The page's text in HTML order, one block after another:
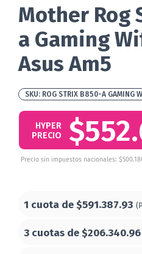
Mother Rog
a Gaming
Asus Am5
ROG STRIX B850-A GAMING
HYPER
PRECIO
Precio sin impuestos nacionales:
1 cuota de$591.387.93
3 cuotas de$206.340.96